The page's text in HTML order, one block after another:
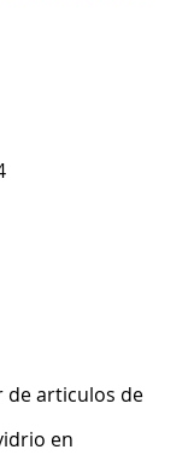
de articulos de
en